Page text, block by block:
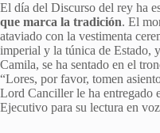
El día del Discurso del rey ha
que marca la tradición. El
ataviado con la vestimenta
imperial y la túnica de Estado,
Camila, se ha sentado en el
“Lores, por favor, tomen
Lord Canciller le ha entregado
Ejecutivo para su lectura en